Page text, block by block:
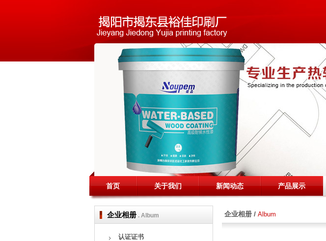
首页 关于我们 新闻动态 产品展示
企业相册 . Album
认证证书
企业相册 / Album